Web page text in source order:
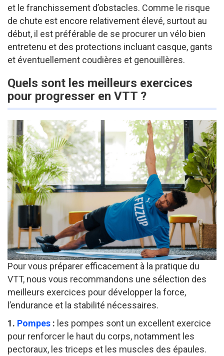
et le franchissement d’obstacles. Comme le risque
de chute est encore relativement élevé, surtout au
début, il est préférable de se procurer un vélo bien
entretenu et des protections incluant casque, gants
et éventuellement coudières et genouillères.
Quels sont les meilleurs exercices
pour progresser en VTT ?
Pour vous préparer efficacement à la pratique du
VTT, nous vous recommandons une sélection des
meilleurs exercices pour développer la force,
l’endurance et la stabilité nécessaires.
1. Pompes : les pompes sont un excellent exercice
pour renforcer le haut du corps, notamment les
pectoraux, les triceps et les muscles des épaules.